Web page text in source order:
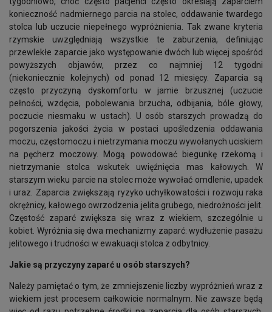
konieczność nadmiernego parcia na stolec, oddawanie twardego
stolca lub uczucie niepełnego wypróżnienia. Tak zwane kryteria
rzymskie uwzględniają wszystkie te zaburzenia, definiując
przewlekłe zaparcie jako występowanie dwóch lub więcej spośród
powyższych objawów, przez co najmniej 12 tygodni
(niekoniecznie kolejnych) od ponad 12 miesięcy. Zaparcia są
często przyczyną dyskomfortu w jamie brzusznej (uczucie
pełności, wzdęcia, pobolewania brzucha, odbijania, bóle głowy,
poczucie niesmaku w ustach). U osób starszych prowadzą do
pogorszenia jakości życia w postaci upośledzenia oddawania
moczu, częstomoczu i nietrzymania moczu wywołanych uciskiem
na pęcherz moczowy. Mogą powodować biegunkę rzekomą i
nietrzymanie stolca wskutek uwięźnięcia mas kałowych. W
starszym wieku parcie na stolec może wywołać omdlenie, upadek
i uraz. Zaparcia zwiększają ryzyko uchyłkowatości i rozwoju raka
okrężnicy, kałowego owrzodzenia jelita grubego, niedrożności jelit.
Częstość zaparć zwiększa się wraz z wiekiem, szczególnie u
kobiet. Wyróżnia się dwa mechanizmy zaparć: wydłużenie pasażu
jelitowego i trudności w ewakuacji stolca z odbytnicy.
Jakie są przyczyny zaparć u osób starszych?
Należy pamiętać o tym, że zmniejszenie liczby wypróżnień wraz z
wiekiem jest procesem całkowicie normalnym. Nie zawsze będą